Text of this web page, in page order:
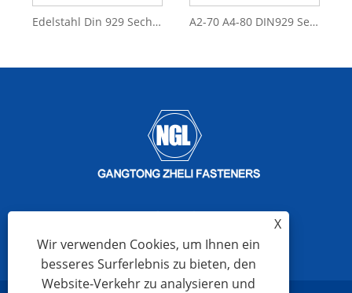
Edelstahl Din 929 Sechskant-Schweißmutter M6 M20 A2-70 A4-80 DIN929 Sechskant-Schweißmuttern aus Edelstahl
X
Wir verwenden Cookies, um Ihnen ein
besseres Surferlebnis zu bieten, den
Website-Verkehr zu analysieren und